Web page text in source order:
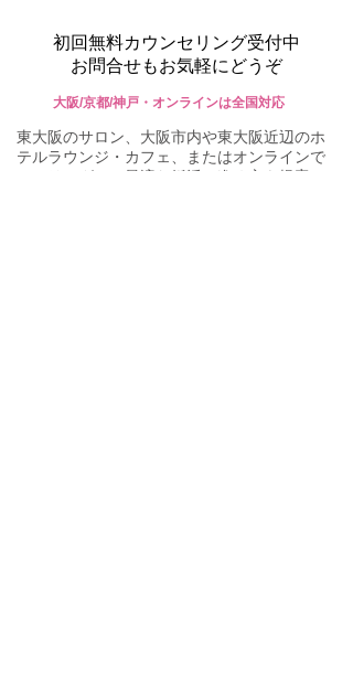
初回無料カウンセリング受付中
お問合せもお気軽にどうぞ
大阪/京都/神戸・オンラインは全国対応
東大阪のサロン、大阪市内や東大阪近辺のホ
テルラウンジ・カフェ、またはオンラインで
ヒアリングし、最適な婚活の進め方を提案し